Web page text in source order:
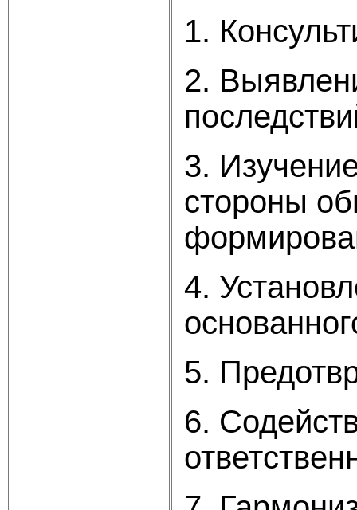
1.
2.
3.
стороны
4.
5.
6.